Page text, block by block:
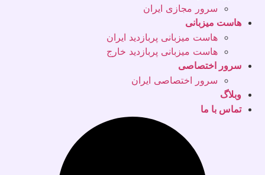
سرور مجازی ایران
هاست میزبانی
هاست میزبانی پربازدید ایران
هاست میزبانی پربازدید خارج
سرور اختصاصی
سرور اختصاصی ایران
وبلاگ
تماس با ما